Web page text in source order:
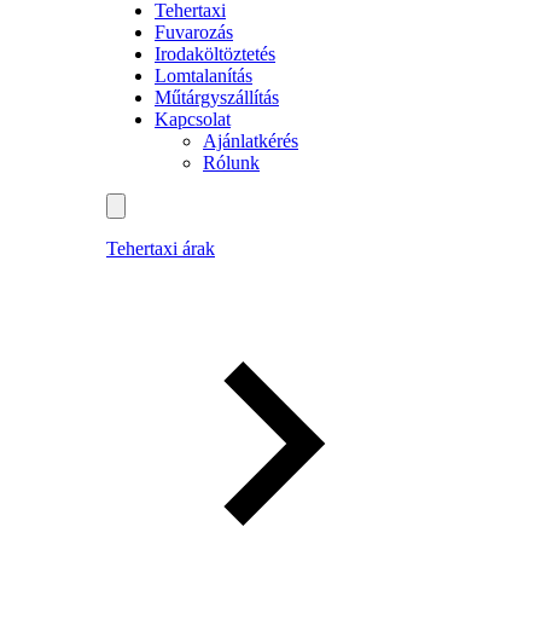
Tehertaxi
Fuvarozás
Irodaköltöztetés
Lomtalanítás
Műtárgyszállítás
Kapcsolat
Ajánlatkérés
Rólunk
Tehertaxi árak